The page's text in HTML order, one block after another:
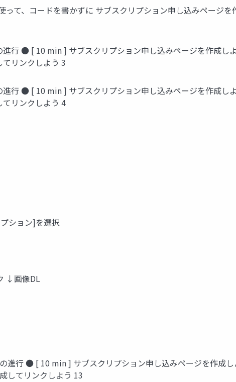
て、コードを書かずに サブスクリプション申し込みページ
行 ● [ 10 min ] サブスクリプション申し込みページを作成
リンクしよう 3
行 ● [ 10 min ] サブスクリプション申し込みページを作成
リンクしよう 4
ション]を選択
↓画像DL
進行 ● [ 10 min ] サブスクリプション申し込みページを作成
してリンクしよう 13